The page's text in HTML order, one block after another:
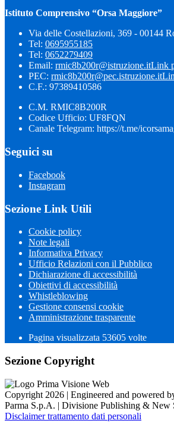
Istituto Comprensivo “Orsa Maggiore”
Via delle Costellazioni, 369 - 00144
Tel: 0695955185
Tel: 0652279409
Email: rmic8b200r@istruzione.itLink
PEC: rmic8b200r@pec.istruzione.it
C.F.: 97389410586
C.M. RMIC8B200R
Codice Ufficio: UF8FQN
Canale Telegram: https://t.me/
Seguici su
Facebook
Instagram
Sezione Link Utili
Cookie policy
Note legali
Informativa Privacy
Ufficio Relazioni con il Pubblico
Dichiarazione di accessibilità
Obiettivi di accessibilità
Whistleblowing
Gestione consensi cookie
Amministrazione trasparente
Pagina visualizzata 53605 volte
Sezione Copyright
Copyright 2026 | Engineered and powered
Parma S.p.A. | Divisione Publishing & New
Disclaimer trattamento dati personali